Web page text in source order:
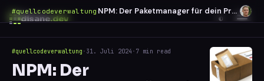
disane.dev ◐
#quellcodeverwaltung· NPM: Der Paketmanager für dein Projekt 🪄
#quellcodeverwaltung · 31. Juli 2024 · 7 min read
NPM: Der
$ ESC